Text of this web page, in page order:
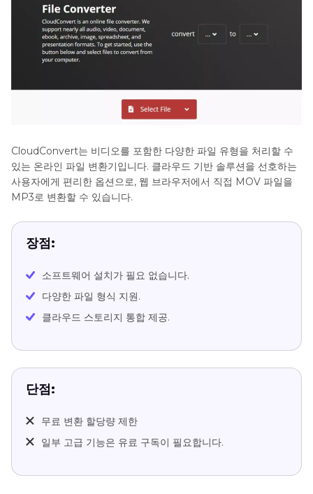
CloudConvert는 비디오를 포함한 다양한 파일 유형을 처리할 수
있는 온라인 파일 변환기입니다. 클라우드 기반 솔루션을 선호하는
사용자에게 편리한 옵션으로, 웹 브라우저에서 직접 MOV 파일을
MP3로 변환할 수 있습니다.
장점:
소프트웨어 설치가 필요 없습니다.
다양한 파일 형식 지원.
클라우드 스토리지 통합 제공.
단점:
무료 변환 할당량 제한
일부 고급 기능은 유료 구독이 필요합니다.